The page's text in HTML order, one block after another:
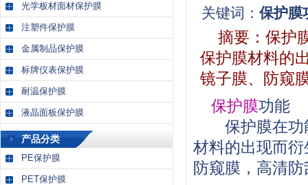
光学板材面材保护膜
注塑件保护膜
金属制品保护膜
标牌仪表保护膜
耐温保护膜
液晶面板保护膜
产品分类
PE保护膜
PET保护膜
关键词：保护膜
摘要： 保护
保护膜材料的
镜子膜、防窥
保护膜功能
保护膜在功
材料的出现而
防窥膜，高清